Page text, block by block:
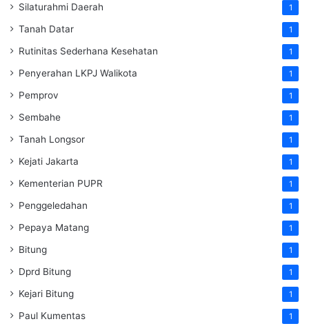
Silaturahmi Daerah 1
Tanah Datar 1
Rutinitas Sederhana Kesehatan 1
Penyerahan LKPJ Walikota 1
Pemprov 1
Sembahe 1
Tanah Longsor 1
Kejati Jakarta 1
Kementerian PUPR 1
Penggeledahan 1
Pepaya Matang 1
Bitung 1
Dprd Bitung 1
Kejari Bitung 1
Paul Kumentas 1